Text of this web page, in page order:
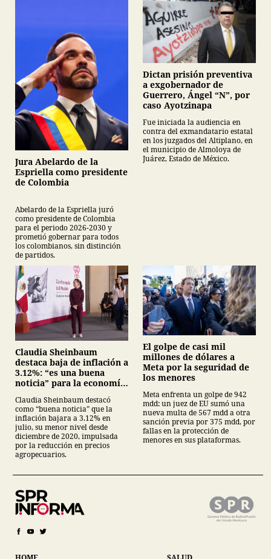
Jura Abelardo de la
Espriella como presidente
de Colombia
Abelardo de la Espriella juró
como presidente de Colombia
para el periodo 2026-2030 y
prometió gobernar para todos
los colombianos, sin distinción
de partidos.
Dictan prisión preventiva
a exgobernador de
Guerrero, Ángel “N”, por
caso Ayotzinapa
Fue iniciada la audiencia en
contra del exmandatario estatal
en los juzgados del Altiplano, en
el municipio de Almoloya de
Juárez, Estado de México.
Claudia Sheinbaum
destaca baja de inflación a
3.12%: “es una buena
noticia” para la economía
Claudia Sheinbaum destacó
como “buena noticia” que la
inflación bajara a 3.12% en
julio, su menor nivel desde
diciembre de 2020, impulsada
por la reducción en precios
agropecuarios.
El golpe de casi mil
millones de dólares a
Meta por la seguridad de
los menores
Meta enfrenta un golpe de 942
mdd: un juez de EU sumó una
nueva multa de 567 mdd a otra
sanción previa por 375 mdd, por
fallas en la protección de
menores en sus plataformas.